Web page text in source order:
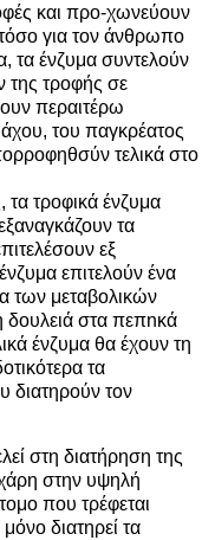
και προ-χωνεύουν
για τον άνθρωπο
τα ένζυμα συντελούν
της τροφής σε
περαιτέρω
του παγκρέατος
τελικά στο
τροφικά ένζυμα
τα
εξ
επιτελούν ένα
των μεταβολικών
δουλειά στα πεπnκά
ένζυμα θα έχουν τη
τα
διατηρούν τον
στη διατήρηση της
στην υψηλή
που τρέφεται
διατηρεί τα